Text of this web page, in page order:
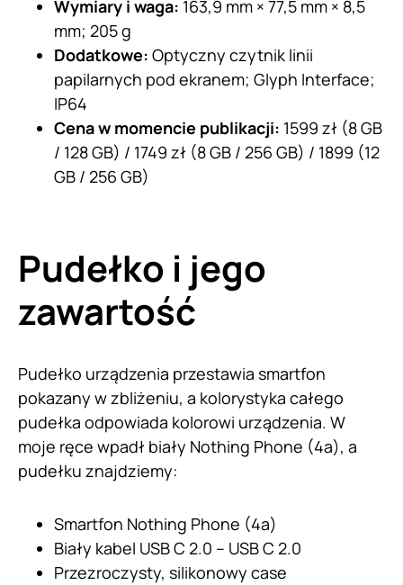
Wymiary i waga: 163,9 mm × 77,5 mm × 8,5
mm; 205 g
Dodatkowe: Optyczny czytnik linii
papilarnych pod ekranem; Glyph Interface;
IP64
Cena w momencie publikacji: 1599 zł (8 GB
/ 128 GB) / 1749 zł (8 GB / 256 GB) / 1899 (12
GB / 256 GB)
Pudełko i jego
zawartość
Pudełko urządzenia przestawia smartfon
pokazany w zbliżeniu, a kolorystyka całego
pudełka odpowiada kolorowi urządzenia. W
moje ręce wpadł biały Nothing Phone (4a), a
pudełku znajdziemy:
Smartfon Nothing Phone (4a)
Biały kabel USB C 2.0 – USB C 2.0
Przezroczysty, silikonowy case